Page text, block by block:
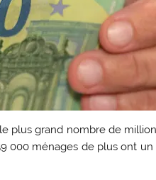
plus grand nombre de
000 ménages de plus ont